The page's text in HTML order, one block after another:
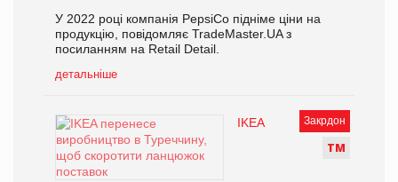
У 2022 році компанія PepsiCo підніме ціни на
продукцію, повідомляє TradeMaster.UA з
посиланням на Retail Detail.
детальніше
Закрдон
ТМ
IKEA